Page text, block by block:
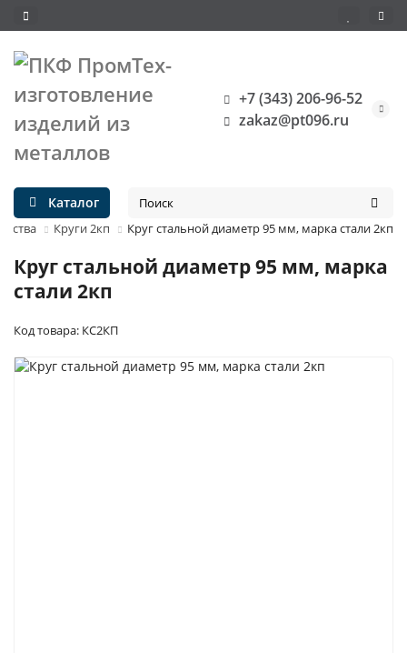
+7 (343) 206-96-52
zakaz@pt096.ru
Каталог
Круги 2кп Круг стальной диаметр 95 мм, марка стали 2кп
Круг стальной диаметр 95 мм, марка
стали 2кп
Код товара: КС2КП